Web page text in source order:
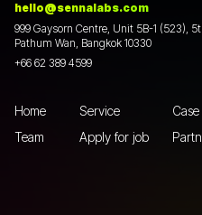
hello@sennalabs.com
999 Gaysorn Centre, Unit 5B-1 (523),
Pathum Wan, Bangkok 10330
+66 62 389 4599
Home Service
Team
Apply for job